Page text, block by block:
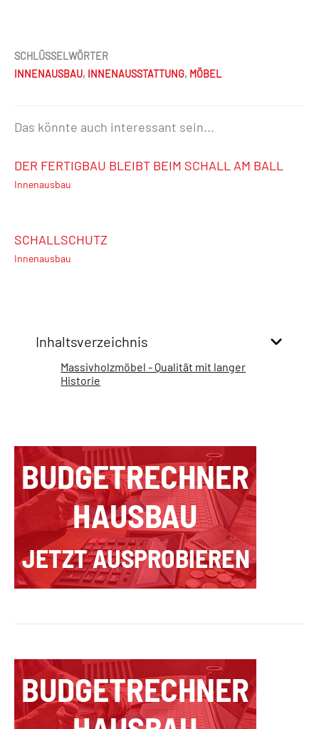
SCHLÜSSELWÖRTER
INNENAUSBAU, INNENAUSSTATTUNG, MÖBEL
Das könnte auch interessant sein...
DER FERTIGBAU BLEIBT BEIM SCHALL AM BALL
Innenausbau
SCHALLSCHUTZ
Innenausbau
Inhaltsverzeichnis
Massivholzmöbel - Qualität mit langer
Historie